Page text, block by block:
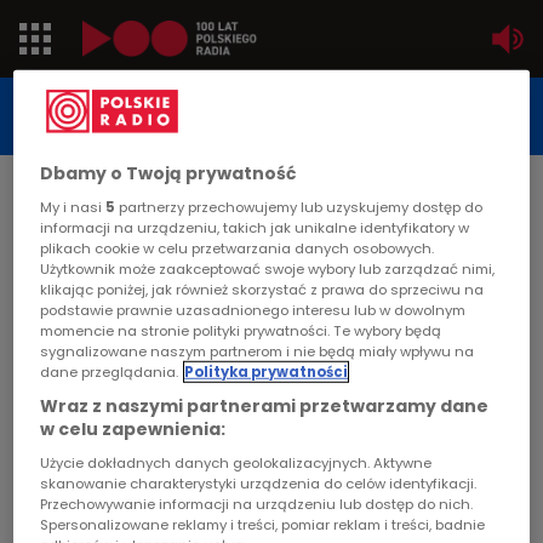
Jedynka
Dwójka
Trójka
Czwórka
PR24
Poland
Kierowcy
Dzieci
STUDIO REPORTAŻU
POLSKIEGO RADIA
2001-04-27
STRONA GŁÓWNA>ARTYKUŁ
Na ziemi ojców
STUDIO REPORTAŻU I DOKUMENTU
Na ziemi ojców
Dbamy o Twoją prywatność
My i nasi 5 partnerzy przechowujemy lub uzyskujemy dostęp do
informacji na urządzeniu, takich jak unikalne identyfikatory w
plikach cookie w celu przetwarzania danych osobowych.
Użytkownik może zaakceptować swoje wybory lub zarządzać nimi,
klikając poniżej, jak również skorzystać z prawa do sprzeciwu na
podstawie prawnie uzasadnionego interesu lub w dowolnym
momencie na stronie polityki prywatności. Te wybory będą
sygnalizowane naszym partnerom i nie będą miały wpływu na
dane przeglądania. Polityka prywatności
Wraz z naszymi partnerami przetwarzamy dane
w celu zapewnienia:
Użycie dokładnych danych geolokalizacyjnych. Aktywne
skanowanie charakterystyki urządzenia do celów identyfikacji.
Przechowywanie informacji na urządzeniu lub dostęp do nich.
Spersonalizowane reklamy i treści, pomiar reklam i treści, badnie